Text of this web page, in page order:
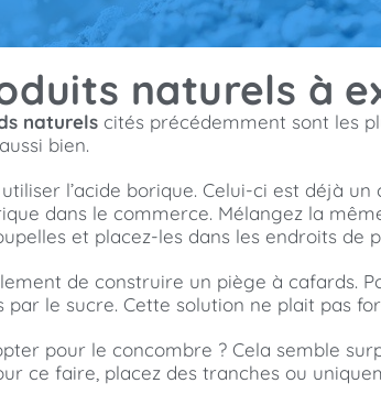
naturels à
naturels cités précédemment sont les
bien.
l’acide borique. Celui-ci est déjà
dans le commerce. Mélangez la
et placez-les dans les endroits de
de construire un piège à cafards.
par le sucre. Cette solution ne plait pas
pour le concombre ? Cela semble
ce faire, placez des tranches ou